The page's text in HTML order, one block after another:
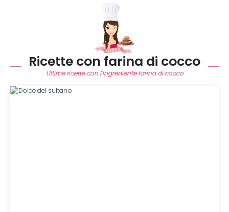
Ricette con farina di cocco
Ultime ricette con l'ingrediente farina di cocco